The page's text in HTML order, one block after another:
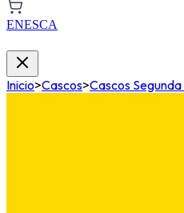
ENESCA
Inicio>Cascos>Cascos